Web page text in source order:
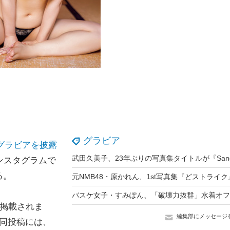
グラビア
編集部にメッセージ
ラビアを披露
スタグラムで
載されま
投稿には、